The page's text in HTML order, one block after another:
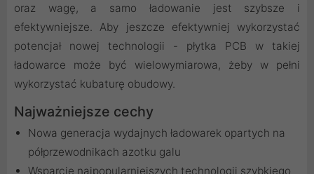
oraz wagę, a samo ładowanie jest szybsze i
efektywniejsze. Aby jeszcze efektywniej wykorzystać
potencjał nowej technologii - płytka PCB w takiej
ładowarce może być wielowymiarowa, żeby w pełni
wykorzystać kubaturę obudowy.
Najważniejsze cechy
Nowa generacja wydajnych ładowarek opartych na
półprzewodnikach azotku galu
Wsparcie najpopularniejszych technologii szybkiego